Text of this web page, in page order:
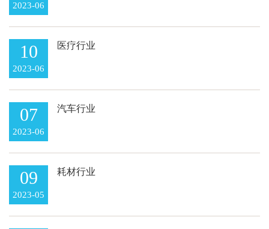
2023-06
10
2023-06
医疗行业
07
2023-06
汽车行业
09
2023-05
耗材行业